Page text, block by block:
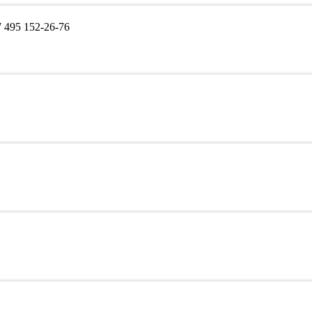
152-26-76